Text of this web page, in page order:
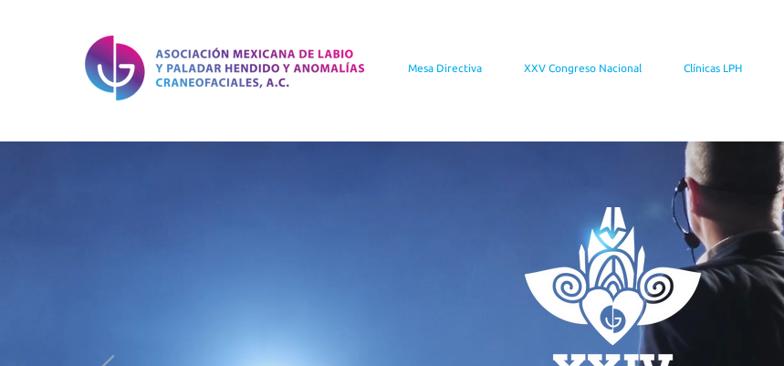
Mesa Directiva XXV Congreso Nacional Clínicas LPH